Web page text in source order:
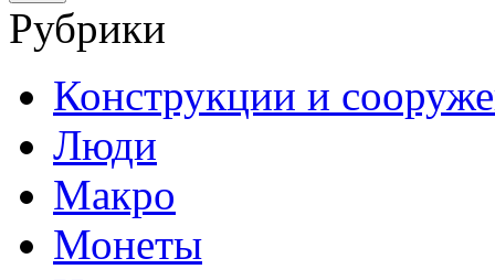
Рубрики
Конструкции и
Люди
Макро
Монеты